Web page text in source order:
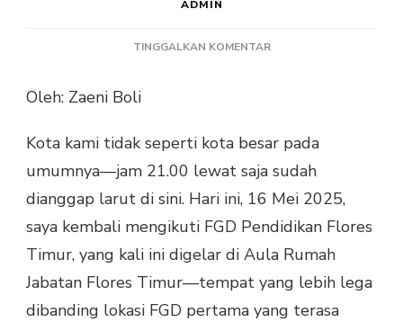
ADMIN
TINGGALKAN KOMENTARPADA
LEBIH
DARI
PERPUSTAKAAN
Oleh: Zaeni Boli
Kota kami tidak seperti kota besar pada
umumnya—jam 21.00 lewat saja sudah
dianggap larut di sini. Hari ini, 16 Mei 2025,
saya kembali mengikuti FGD Pendidikan Flores
Timur, yang kali ini digelar di Aula Rumah
Jabatan Flores Timur—tempat yang lebih lega
dibanding lokasi FGD pertama yang terasa